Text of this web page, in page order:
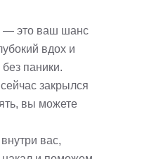
— это ваш шанс
вдох и
паники.
закрылся
вы можете
вас,